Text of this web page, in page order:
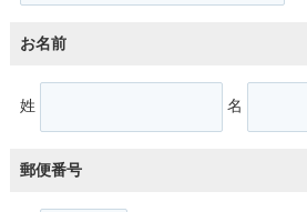
お名前
姓 名
郵便番号